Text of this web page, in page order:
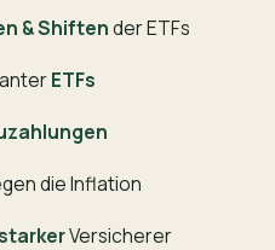
& Shiftender ETFs
ETFs
die Inflation
Versicherer